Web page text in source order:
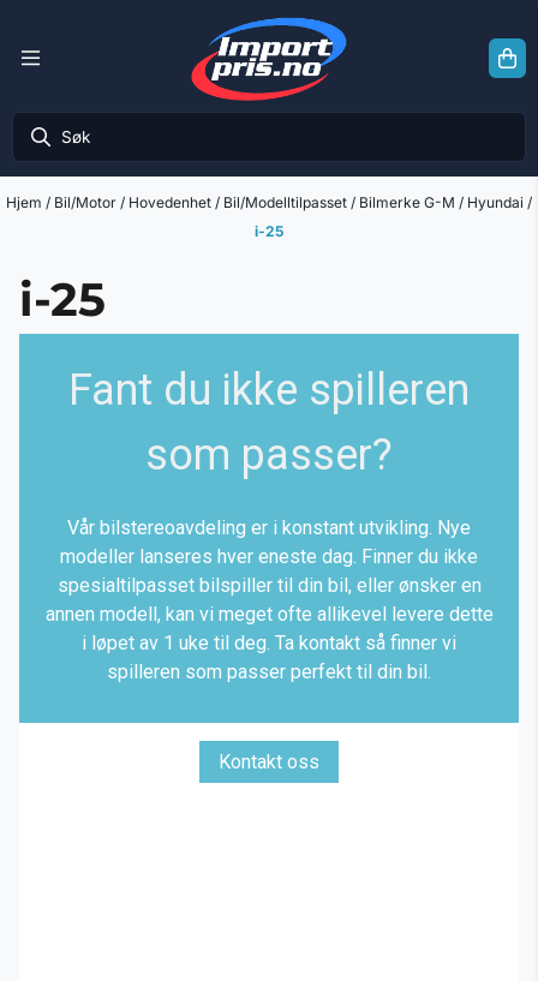
Hjem / Bil/Motor / Hovedenhet / Bil/Modelltilpasset / Bilmerke G-M / Hyundai /
i-25
i-25
Fant du ikke spilleren
som passer?
Vår bilstereoavdeling er i konstant utvikling. Nye
modeller lanseres hver eneste dag. Finner du ikke
spesialtilpasset bilspiller til din bil, eller ønsker en
annen modell, kan vi meget ofte allikevel levere dette
i løpet av 1 uke til deg. Ta kontakt så finner vi
spilleren som passer perfekt til din bil.
Kontakt oss